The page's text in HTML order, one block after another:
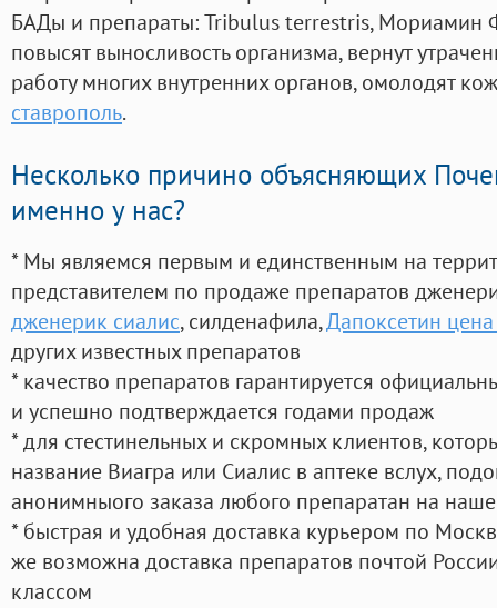
БАДы и препараты:Tribulus terrestris, Мориамин
повысят выносливость организма, вернут
работу многих внутренних органов, омолодят
ставрополь.
Несколько причино объясняющих
именно у нас?
* Мы являемся первым и единственным на
представителем по продаже препаратов
дженерик сиалис, силденафила,Дапоксетин
других известных препаратов
* качество препаратов гарантируется
и успешно подтверждается годами продаж
* для стестинельных и скромных клиентов,
название Виагра или Сиалис в аптеке вслух,
анонимныого заказа любого препаратан на
* быстрая и удобная доставка курьером по
же возможна доставка препаратов почтой
классом